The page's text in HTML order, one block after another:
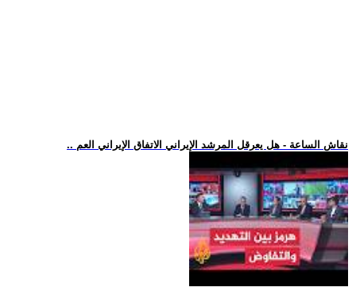
.. نقاش الساعة - هل يعرقل المرشد الإيراني الاتفاق الإيراني العم